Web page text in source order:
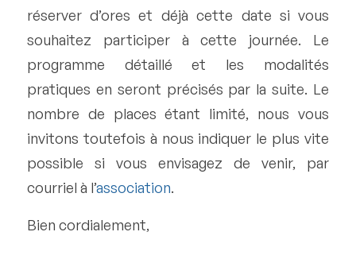
réserver d’ores et déjà cette date si vous
souhaitez participer à cette journée. Le
programme détaillé et les modalités
pratiques en seront précisés par la suite. Le
nombre de places étant limité, nous vous
invitons toutefois à nous indiquer le plus vite
possible si vous envisagez de venir, par
courriel à l’association.
Bien cordialement,